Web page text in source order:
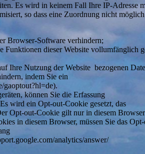
Es wird in keinem Fall Ihre IP-Adresse
so dass eine Zuordnung nicht
Browser-Software verhindern;
Funktionen dieser Website vollumfänglich
Ihre Nutzung der Website bezogenen
indem Sie ein
gaoptout?hl=de).
können Sie die Erfassung
wird ein Opt-out-Cookie gesetzt, das
Opt-out-Cookie gilt nur in diesem
in diesem Browser, müssen Sie das
analytics/answer/